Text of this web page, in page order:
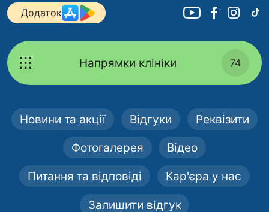
Додаток
Напрямки клініки 74
Новини та акції Відгуки Реквізити
Фотогалерея Відео
Питання та відповіді Кар'єра у нас
Залишити відгук